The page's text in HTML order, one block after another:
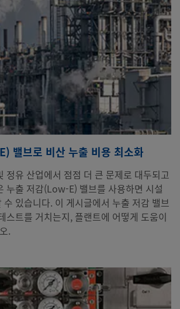
밸브로 비산 누출 비용 최소화
정유 산업에서 점점 더 큰 문제로 대두되고
누출 저감(Low-E) 밸브를 사용하면 시설
있습니다. 이 게시글에서 누출 저감 밸브
스트를 거치는지, 플랜트에 어떻게 도움이
.